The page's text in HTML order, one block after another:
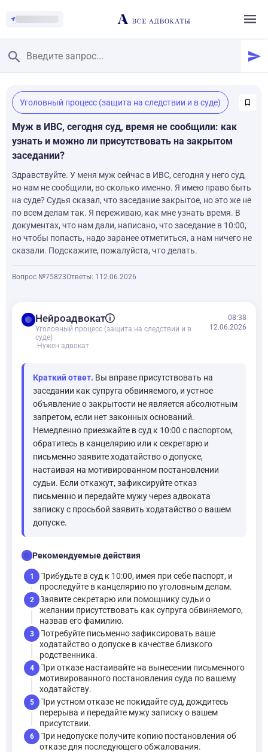
Главная
/
Смотреть заданные вопросы
/
Задать вопрос
Уголовный процесс (защита на следствии и в суде)
Муж в ИВС, сегодня суд, время не сообщили: как
узнать и можно ли присутствовать на закрытом
заседании?
Здравствуйте. У меня муж сейчас в ИВС, сегодня у него суд,
но нам не сообщили, во сколько именно. Я имею право быть
на суде? Судья сказал, что заседание закрытое, но это же не
по всем делам так. Я переживаю, как мне узнать время. В
документах, что нам дали, написано, что заседание в 10:00,
но чтобы попасть, надо заранее отметиться, а нам ничего не
сказали. Подскажите, пожалуйста, что делать.
Вопрос №75823Ответы: 1 12.06.2026
balanceНейроадвокат
Уголовный процесс (защита на следствии и в
суде)
· Нужен адвокат
08:38
12.06.2026
Краткий ответ. Вы вправе присутствовать на
заседании как супруга обвиняемого, и устное
объявление о закрытости не является абсолютным
запретом, если нет законных оснований.
Немедленно приезжайте в суд к 10:00 с паспортом,
обратитесь в канцелярию или к секретарю и
письменно заявите ходатайство о допуске,
настаивая на мотивированном постановлении
судьи. Если откажут, зафиксируйте отказ
письменно и передайте мужу через адвоката
записку с просьбой заявить ходатайство о вашем
допуске.
checklistРекомендуемые действия
1
Прибудьте в суд к 10:00, имея при себе паспорт, и
проследуйте в канцелярию по уголовным делам.
2
Заявите секретарю или помощнику судьи о
желании присутствовать как супруга обвиняемого,
назвав его фамилию.
3
Потребуйте письменно зафиксировать ваше
ходатайство о допуске в качестве близкого
родственника.
4
При отказе настаивайте на вынесении письменного
мотивированного постановления суда по вашему
ходатайству.
5
При устном отказе не покидайте суд, дождитесь
перерыва и передайте мужу записку о вашем
присутствии.
6
При недопуске получите копию постановления об
отказе для последующего обжалования.